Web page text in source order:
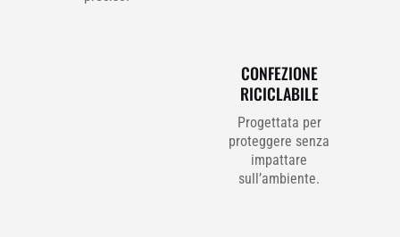
CONFEZIONE
RICICLABILE
Progettata per
proteggere senza
impattare
sull’ambiente.